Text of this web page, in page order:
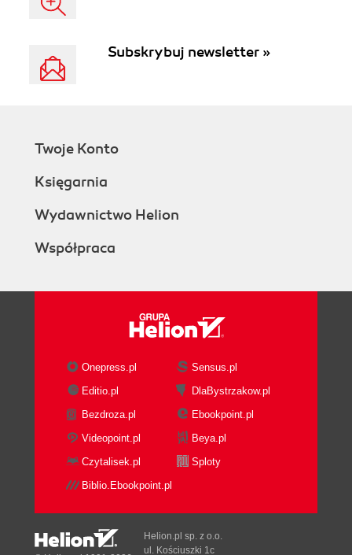
Subskrybuj newsletter »
Twoje Konto
Księgarnia
Wydawnictwo Helion
Współpraca
Onepress.pl
Sensus.pl
Editio.pl
DlaBystrzakow.pl
Bezdroza.pl
Ebookpoint.pl
Videopoint.pl
Beya.pl
Czytalisek.pl
Sploty
Biblio.Ebookpoint.pl
Helion.pl sp. z o.o.
ul. Kościuszki 1c